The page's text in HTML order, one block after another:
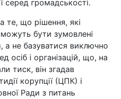
серед громадськості.
те, що рішення, які
бути зумовлені
а не базуватися виключно
осіб і організацій, що, на
тиск, він згадав
корупції (ЦПК) і
Ради з питань